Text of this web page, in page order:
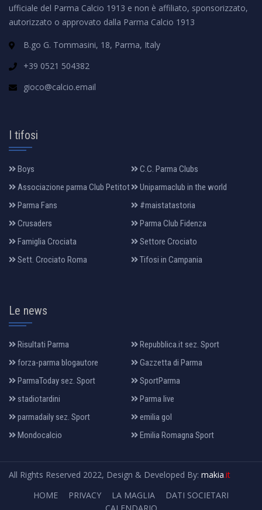
ufficiale del Parma Calcio 1913 e non è affiliato, sponsorizzato,
autorizzato o approvato dalla Parma Calcio 1913
B.go G. Tommasini, 18, Parma, Italy
+39 0521 504382
gioco@calcio.email
I tifosi
Boys
C.C. Parma Clubs
Associazione parma Club Petitot
Uniparmaclub in the world
Parma Fans
#maistatastoria
Crusaders
Parma Club Fidenza
Famiglia Crociata
Settore Crociato
Sett. Crociato Roma
Tifosi in Campania
Le news
Risultati Parma
Repubblica.it sez. Sport
forza-parma blogautore
Gazzetta di Parma
ParmaToday sez. Sport
SportParma
stadiotardini
Parma live
parmadaily sez. Sport
emilia gol
Mondocalcio
Emilia Romagna Sport
All Rights Reserved 2022, Design & Developed By: makia.it
HOME
PRIVACY LA MAGLIA
DATI SOCIETARI